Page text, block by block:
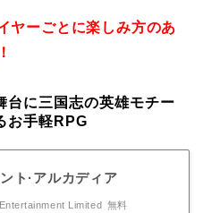
ヤーごとに楽しみ方のあ
台に三国志の英雄モチー
お手軽RPG
ト·アルカディア
Limited 無料